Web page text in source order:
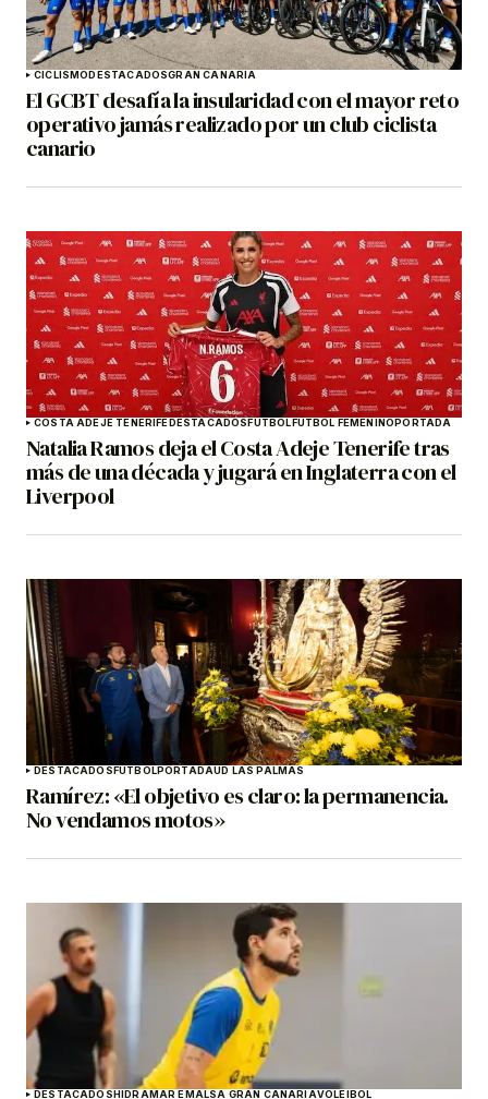
CICLISMODESTACADOSGRAN CANARIA
El GCBT desafía la insularidad con el mayor reto
operativo jamás realizado por un club ciclista
canario
COSTA ADEJE TENERIFEDESTACADOSFÚTBOLFÚTBOL FEMENINOPORTADA
Natalia Ramos deja el Costa Adeje Tenerife tras
más de una década y jugará en Inglaterra con el
Liverpool
DESTACADOSFÚTBOLPORTADAUD LAS PALMAS
Ramírez: «El objetivo es claro: la permanencia.
No vendamos motos»
DESTACADOSHIDRAMAR EMALSA GRAN CANARIAVOLEIBOL